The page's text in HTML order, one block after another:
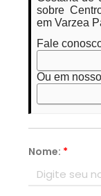
sobre
em Varzea
Fale
Ou em
Nome: *